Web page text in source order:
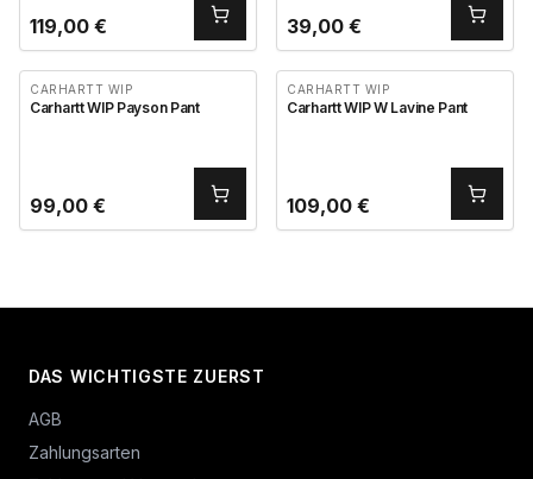
119,00 € 39,00 €
CARHARTT WIP
Carhartt WIP Payson Pant
99,00 €
CARHARTT WIP
Carhartt WIP W Lavine Pant
109,00 €
DAS WICHTIGSTE ZUERST
AGB
Zahlungsarten